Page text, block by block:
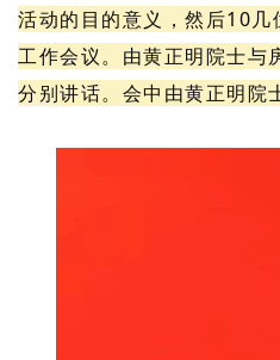
活动的目的意义，然后10
工作会议。由黄正明院士与
分别讲话。会中由黄正明院